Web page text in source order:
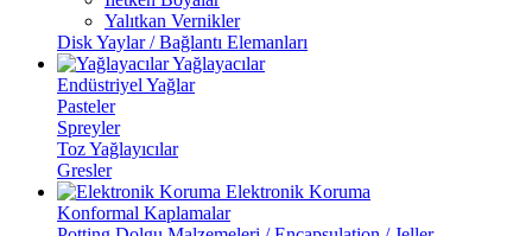
Yalıtkan Vernikler
Disk Yaylar / Bağlantı Elemanları
Yağlayacılar
Endüstriyel Yağlar
Pasteler
Spreyler
Toz Yağlayıcılar
Gresler
Elektronik Koruma
Konformal Kaplamalar